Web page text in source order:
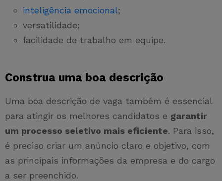
inteligência emocional;
versatilidade;
facilidade de trabalho em equipe.
Construa uma boa descrição
Uma boa descrição de vaga também é essencial
para atingir os melhores candidatos e garantir
um processo seletivo mais eficiente. Para isso,
é preciso criar um anúncio claro e objetivo, com
as principais informações da empresa e do cargo
a ser preenchido.